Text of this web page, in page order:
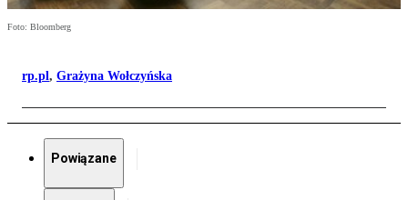
Foto: Bloomberg
rp.pl, Grażyna Wołczyńska
Powiązane